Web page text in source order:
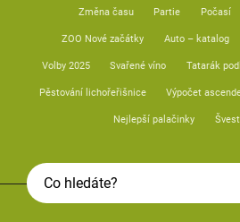
Změna času Partie Počasí
ZOO Nové začátky Auto – katalog
Volby 2025 Svařené víno Tatarák
Pěstování lichořeřišnice Výpočet
Nejlepší palačinky